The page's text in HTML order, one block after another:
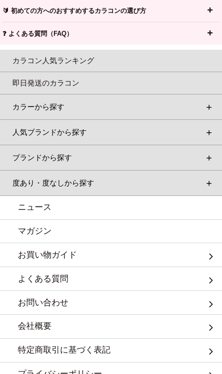
🔰 初めての方へのおすすめするカラコンの選び方
❓ よくある質問（FAQ）
カラコン人気ランキング
即日発送のカラコン
カラーから探す
人気ブランドから探す
ブランドから探す
度あり・度なしから探す
ニュース
マガジン
お買い物ガイド
よくある質問
お問い合わせ
会社概要
特定商取引に基づく表記